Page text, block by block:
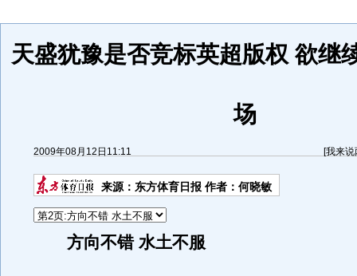
天盛犹豫是否竞标英超版权 欲继
场
2009年08月12日11:11 [我来说
来源： 东方体育日报作者：何晓敏
方向不错 水土不服